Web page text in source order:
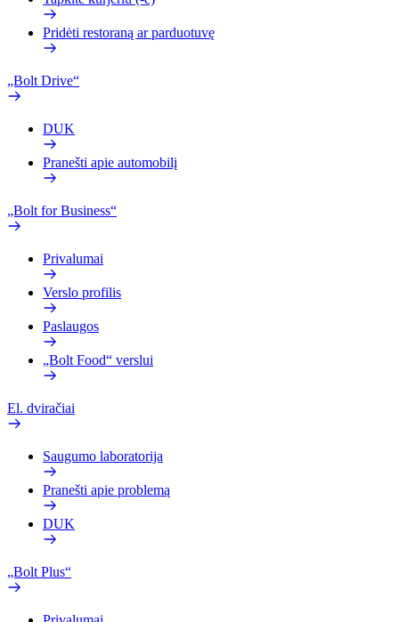
Pridėti restoraną ar parduotuvę
„Bolt Drive“
DUK
Pranešti apie automobilį
„Bolt for Business“
Privalumai
Verslo profilis
Paslaugos
„Bolt Food“ verslui
El. dviračiai
Saugumo laboratorija
Pranešti apie problemą
DUK
„Bolt Plus“